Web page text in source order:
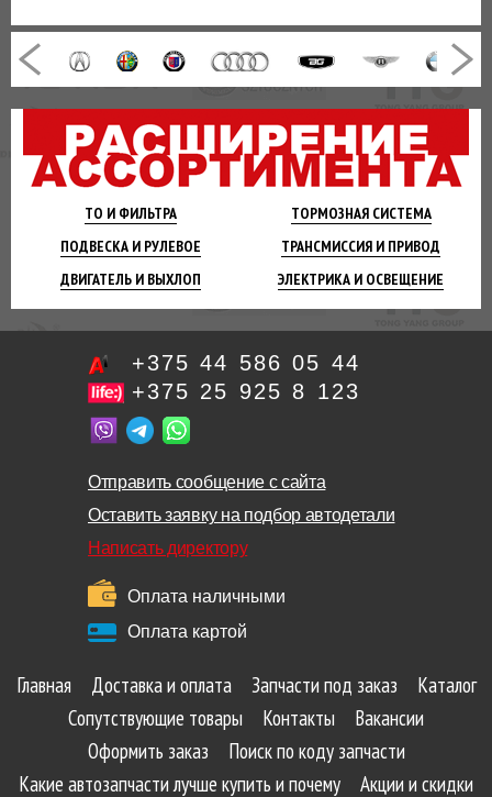
ТО И ФИЛЬТРА ТОРМОЗНАЯСИСТЕМА
ПОДВЕСКА И РУЛЕВОЕ ТРАНСМИССИЯ И ПРИВОД
ДВИГАТЕЛЬ И ВЫХЛОП ЭЛЕКТРИКА И ОСВЕЩЕНИЕ
+375 44 586 05 44
+375 25 925 8 123
Отправить сообщение с сайта
Оставить заявку на подбор автодетали
Написать директору
Оплата наличными
Оплата картой
Главная Доставка и оплата Запчасти под заказ
Каталог
Сопутствующие товары
Контакты
Вакансии
Оформить заказ
Поиск по коду запчасти
Какие автозапчасти лучше купить и почему
Акции и скидки